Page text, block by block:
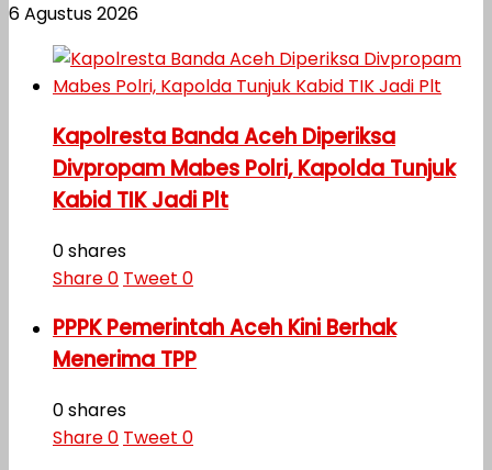
6 Agustus 2026
Kapolresta Banda Aceh Diperiksa
Divpropam Mabes Polri, Kapolda Tunjuk
Kabid TIK Jadi Plt
0 shares
Share0 Tweet 0
PPPK Pemerintah Aceh Kini Berhak
Menerima TPP
0 shares
Share0 Tweet 0